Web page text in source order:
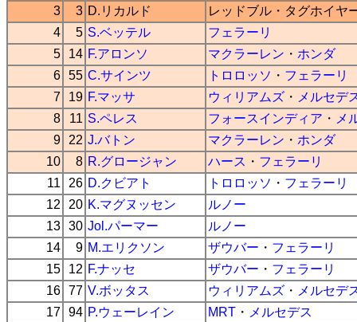
3
3 D.リカルド レッドブル ・ タグホイヤ
4
5 S.ベッテル
フェラーリ
5
14 F.アロンソ マクラーレン ・ ホンダ
6 55 C.サインツ トロロッソ ・ フェラーリ
7
19 F.マッサ ウィリアムズ ・ メルセデ
8
11 S.ペレス フォースインディア ・ メ
9
22 J.バトン マクラーレン ・ ホンダ
10
8 R.グロージャン ハース ・ フェラーリ
11
26 D.クビアト トロロッソ ・ フェラーリ
12
20 K.マグヌッセン
ルノー
13 30 Jol.パーマー
ルノー
14
9 M.エリクソン ザウバー ・ フェラーリ
15
12 F.ナッセ ザウバー ・ フェラーリ
16 77 V.ボッタス ウィリアムズ ・ メルセデ
17 94 P.ウェーレイン MRT ・ メルセデス